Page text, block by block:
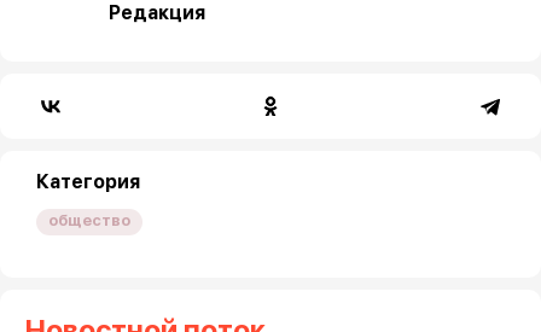
Редакция
Категория
общество